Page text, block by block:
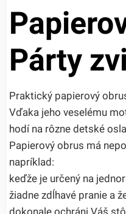
Párty
Praktický papierový
Vďaka jeho veselému
hodí na rôzne detské
Papierový obrus má
napríklad:
keďže je určený na
žiadne zdĺhavé pranie a
dokonale ochráni Váš